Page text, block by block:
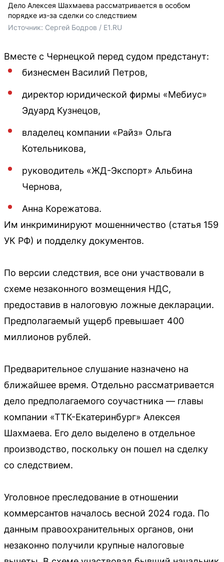
Дело Алексея Шахмаева рассматривается в особом
порядке из-за сделки со следствием
Источник: Сергей Бодров / E1.RU
Вместе с Чернецкой перед судом предстанут:
бизнесмен Василий Петров,
директор юридической фирмы «Мебиус»
Эдуард Кузнецов,
владелец компании «Райз» Ольга
Котельникова,
руководитель «ЖД-Экспорт» Альбина
Чернова,
Анна Корежатова.
Им инкриминируют мошенничество (статья 159
УК РФ) и подделку документов.
По версии следствия, все они участвовали в
схеме незаконного возмещения НДС,
предоставив в налоговую ложные декларации.
Предполагаемый ущерб превышает 400
миллионов рублей.
Предварительное слушание назначено на
ближайшее время. Отдельно рассматривается
дело предполагаемого соучастника — главы
компании «ТТК-Екатеринбург» Алексея
Шахмаева. Его дело выделено в отдельное
производство, поскольку он пошел на сделку
со следствием.
Уголовное преследование в отношении
коммерсантов началось весной 2024 года. По
данным правоохранительных органов, они
незаконно получили крупные налоговые